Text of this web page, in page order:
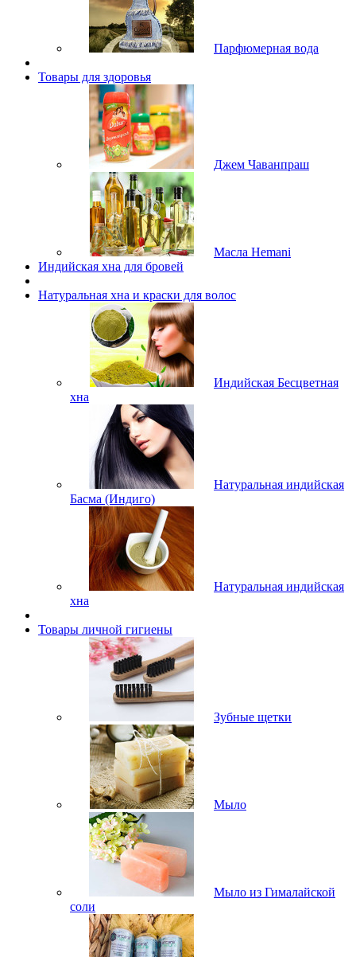
Парфюмерная вода
Товары для здоровья
Джем Чаванпраш
Масла Hemani
Индийская хна для бровей
Натуральная хна и краски для волос
Индийская Бесцветная
хна
Натуральная индийская
Басма (Индиго)
Натуральная индийская
хна
Товары личной гигиены
Зубные щетки
Мыло
Мыло из Гималайской
соли